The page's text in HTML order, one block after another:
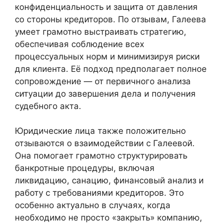
конфиденциальность и защита от давления
со стороны кредиторов. По отзывам, Галеева
умеет грамотно выстраивать стратегию,
обеспечивая соблюдение всех
процессуальных норм и минимизируя риски
для клиента. Её подход предполагает полное
сопровождение — от первичного анализа
ситуации до завершения дела и получения
судебного акта.
Юридические лица также положительно
отзываются о взаимодействии с Галеевой.
Она помогает грамотно структурировать
банкротные процедуры, включая
ликвидацию, санацию, финансовый анализ и
работу с требованиями кредиторов. Это
особенно актуально в случаях, когда
необходимо не просто «закрыть» компанию,